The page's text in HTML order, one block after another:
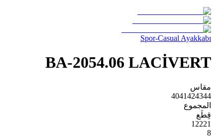
Spor-Casual Ayakkabı
BA-2054.06 LACİVERT
مقاس
4041424344
المجموع
قِطَع
12221
8